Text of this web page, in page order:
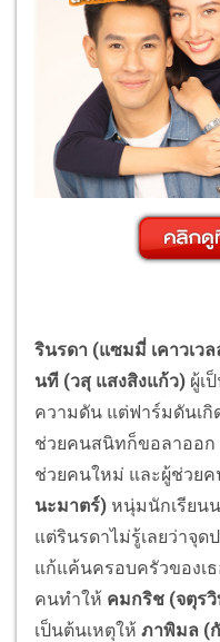
รินรดา (แซมมี่ เคาวเวล
นที (วสุ แสงสิงแก้ว) ผู้เ
ความดัน แต่ฟาร์มดันเ
ช่วยคนสนิทก็ขอลาออก
ช่วยคนใหม่ และผู้ช่วย
นะมาตร์) หนุ่มนักเรียน
แต่รินรดาไม่รู้เลยว่าจุ
แก้แค้นครอบครัวของเธ
คนทำให้ คมกริช (จตุร
เป็นต้นเหตุให้ ภาพิมล (